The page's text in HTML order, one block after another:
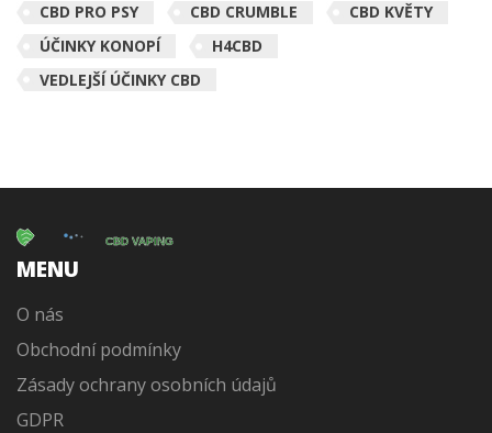
CBD PRO PSY
CBD CRUMBLE
CBD KVĚTY
ÚČINKY KONOPÍ
H4CBD
VEDLEJŠÍ ÚČINKY CBD
MENU
O nás
Obchodní podmínky
Zásady ochrany osobních údajů
GDPR